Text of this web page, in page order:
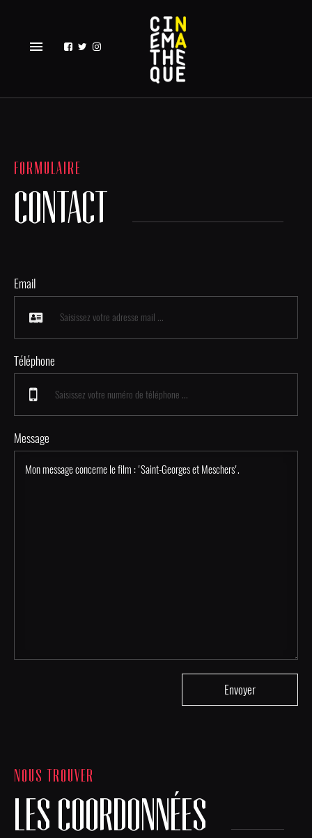
menu
FORMULAIRE
CONTACT
Email
Téléphone
Message
NOUS TROUVER
LES COORDONNÉES